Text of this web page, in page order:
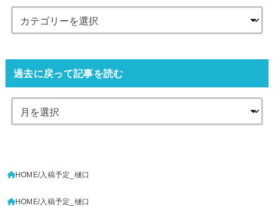
過去に戻って記事を読む
HOME 入稿予定_樋口
HOME 入稿予定_樋口